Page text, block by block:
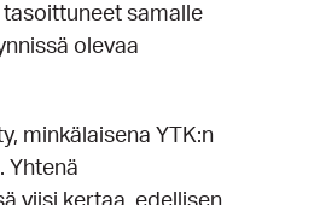
samalle
olevaa
minkälaisena YTK:n
Yhtenä